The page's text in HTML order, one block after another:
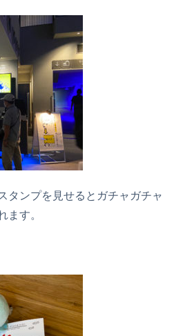
タンプを見せるとガチャガチャ
ます。